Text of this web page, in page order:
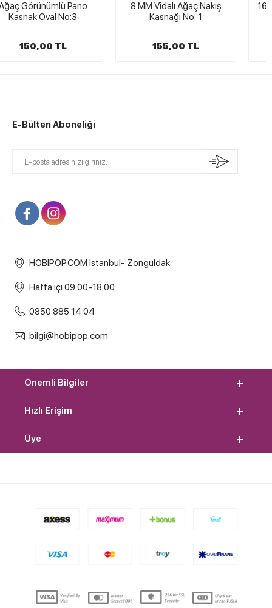
8 MM Vidalı Ağaç Nakış
Kasnağı No: 1
155,00 TL
16 MM Vidasız Ağaç Nakış
Kasnağı No: 2
179,00 TL
E-Bülten Aboneliği
HOBİPOP.COM İstanbul- Zonguldak
Hafta içi 09:00-18.00
0850 885 14 04
bilgi@hobipop.com
Önemli Bilgiler
Hızlı Erişim
Üye